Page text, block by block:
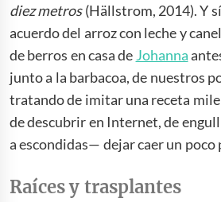
diez metros(Hällstrom, 2014). Y
acuerdo del arroz con leche y
de berros en casa de Johanna
junto a la barbacoa, de nuestros
tratando de imitar una receta
de descubrir en Internet, de
a escondidas— dejar caer un poco
Raíces y trasplantes